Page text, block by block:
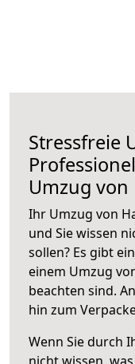
Stressfreie
Umzug
Ihr Umzug von
und Sie wissen
sollen? Es gibt
einem Umzug
beachten sind.
hin zum
Wenn Sie durch